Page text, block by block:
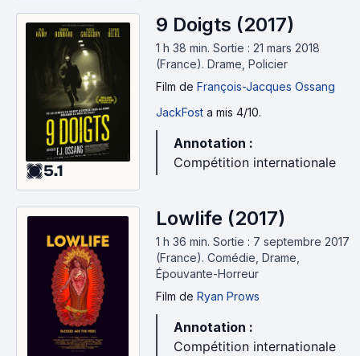
5.1
9 Doigts (2017)
1 h 38 min. Sortie : 21 mars 2018
(France). Drame, Policier
Film de François-Jacques Ossang
JackFost a mis 4/10.
Annotation :
Compétition internationale
Lowlife (2017)
1 h 36 min. Sortie : 7 septembre 2017
(France). Comédie, Drame,
Épouvante-Horreur
Film de Ryan Prows
Annotation :
Compétition internationale